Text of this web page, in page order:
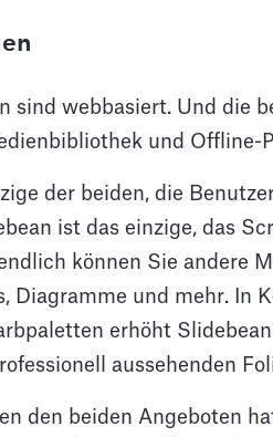
sind webbasiert. Und die
und Offline-
der beiden, die
ist das einzige, das
können Sie andere
Diagramme und mehr. In
erhöht
aussehenden
den beiden Angeboten